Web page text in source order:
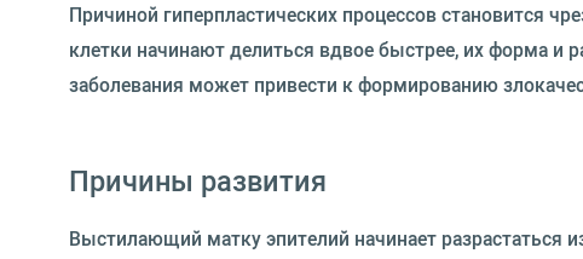
Причиной гиперпластических процессов становится
клетки начинают делиться вдвое быстрее, их форма и
заболевания может привести к формированию
Причины развития
Выстилающий матку эпителий начинает разрастаться